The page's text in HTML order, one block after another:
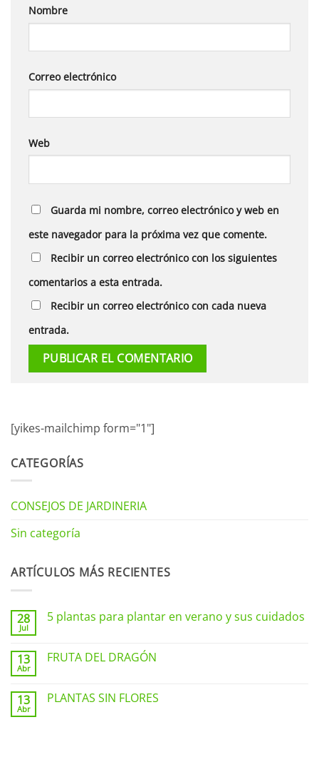
Nombre
Correo electrónico
Web
Guarda mi nombre, correo electrónico y web en
este navegador para la próxima vez que comente.
Recibir un correo electrónico con los siguientes
comentarios a esta entrada.
Recibir un correo electrónico con cada nueva
entrada.
[yikes-mailchimp form="1"]
CATEGORÍAS
CONSEJOS DE JARDINERIA
Sin categoría
ARTÍCULOS MÁS RECIENTES
28
Jul
5 plantas para plantar en verano y sus cuidados
en
plantar
en
13
Abr
FRUTA DEL DRAGÓN
en
13
Abr
PLANTAS SIN FLORES